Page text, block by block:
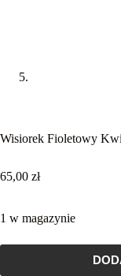
Wisiorek Fioletowy
65,00 zł
1 w magazynie